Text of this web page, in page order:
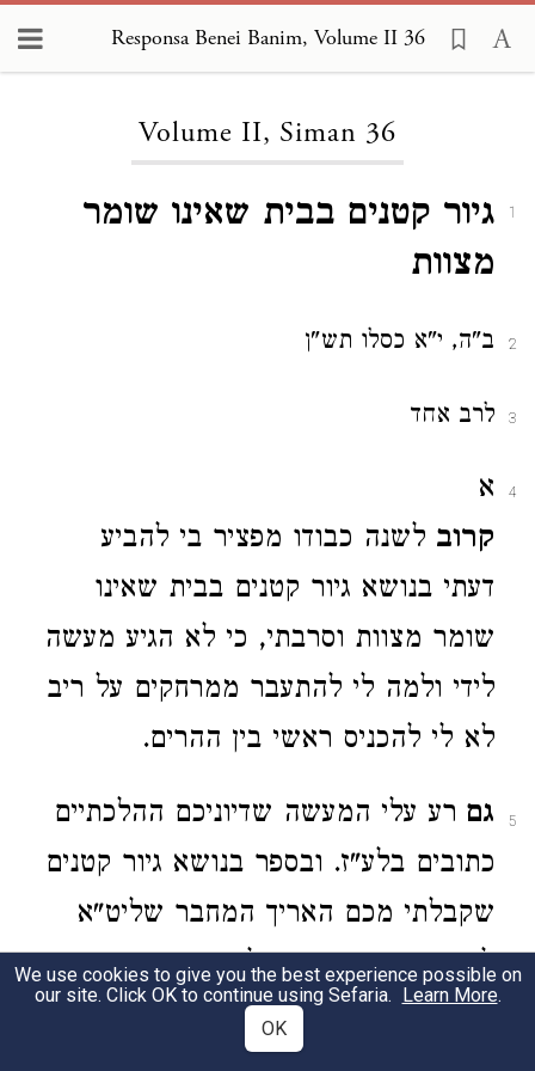
Responsa Benei Banim, Volume II 36
Volume II, Siman 36
1
גיור קטנים בבית שאינו שומר
מצוות
2 ב"ה, י"א כסלו תש"ן
3 לרב אחד
4
א
קרוב לשנה כבודו מפציר בי להביע
דעתי בנושא גיור קטנים בבית שאינו
שומר מצוות וסרבתי, כי לא הגיע מעשה
לידי ולמה לי להתעבר ממרחקים על ריב
לא לי להכניס ראשי בין ההרים.
5 גם רע עלי המעשה שדיוניכם ההלכתיים
כתובים בלע"ז. ובספר בנושא גיור קטנים
שקבלתי מכם האריך המחבר שליט"א
להצדיק כתיבתו באנגלית ודבריו אינם
לענין כי השאלה אינה האם הצבור
We use cookies to give you the best experience possible on
our site. Click OK to continue using Sefaria. Learn More.
OK